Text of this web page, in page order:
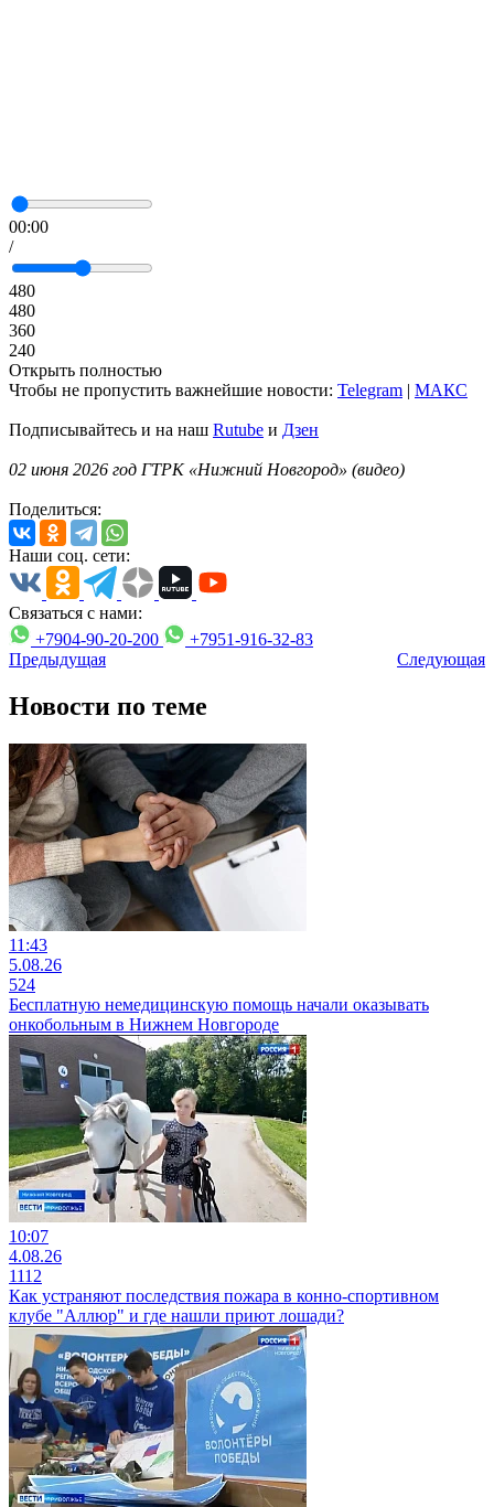
00:00
/
480
480
360
240
Открыть полностью
Чтобы не пропустить важнейшие новости: Telegram | MAКС
Подписывайтесь и на наш Rutube и Дзен
02 июня 2026 год ГТРК «Нижний Новгород» (видео)
Поделиться:
Наши соц. сети:
Связаться с нами:
+7904-90-20-200
+7951-916-32-83
Предыдущая
Следующая
Новости по теме
11:43
5.08.26
524
Бесплатную немедицинскую помощь начали оказывать
онкобольным в Нижнем Новгороде
10:07
4.08.26
1112
Как устраняют последствия пожара в конно-спортивном
клубе "Аллюр" и где нашли приют лошади?